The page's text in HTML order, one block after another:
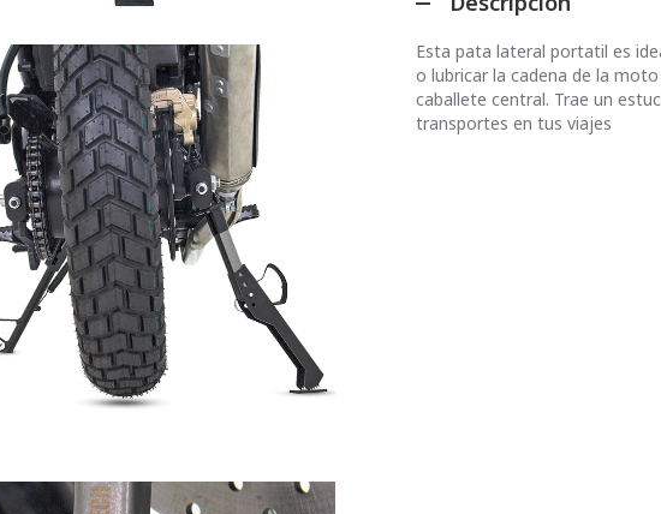
Esta pata lateral portatil es
o lubricar la cadena de la
caballete central. Trae un
transportes en tus viajes